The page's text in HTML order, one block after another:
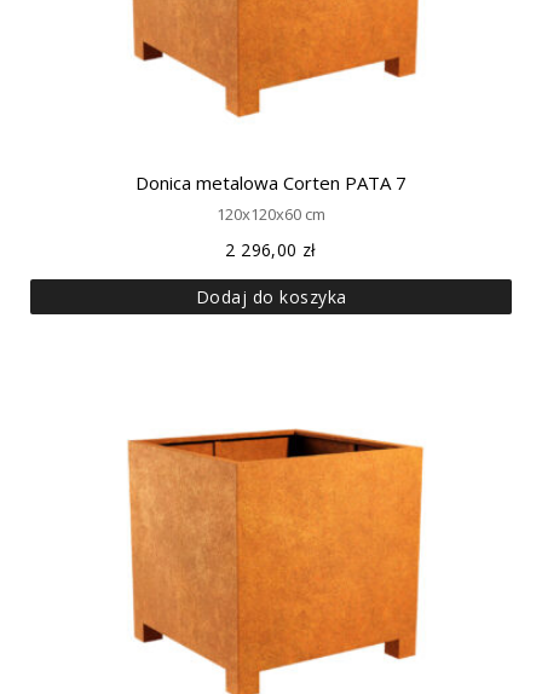
Donica metalowa Corten PATA 7
120x120x60 cm
2 296,00 zł
Dodaj do koszyka